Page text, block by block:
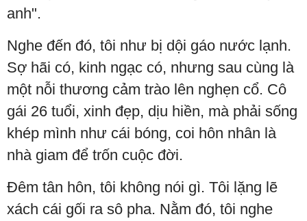
anh".
Nghe đến đó, tôi như bị dội gáo nước lạnh.
Sợ hãi có, kinh ngạc có, nhưng sau cùng là
một nỗi thương cảm trào lên nghẹn cổ. Cô
gái 26 tuổi, xinh đẹp, dịu hiền, mà phải sống
khép mình như cái bóng, coi hôn nhân là
nhà giam để trốn cuộc đời.
Đêm tân hôn, tôi không nói gì. Tôi lặng lẽ
xách cái gối ra sô pha. Nằm đó, tôi nghe